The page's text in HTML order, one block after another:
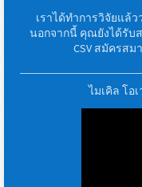
เราได้ทำการวิจัยแล้
นอกจากนี้ คุณยังได้รับ
CSV สมัครสม
ไมเคิล โอ